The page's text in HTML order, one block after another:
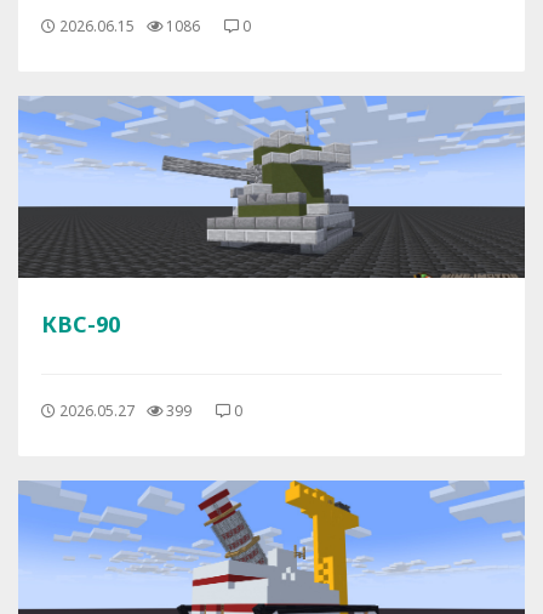
2026.06.15 1086 0
КВС-90
2026.05.27 399 0